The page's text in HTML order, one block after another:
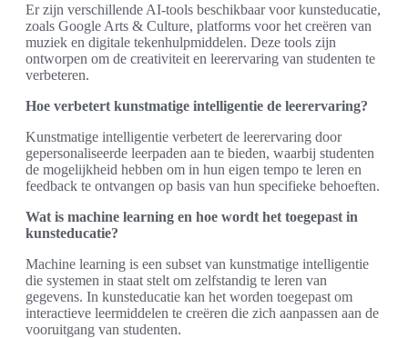
Er zijn verschillende AI-tools beschikbaar voor kunsteducatie,
zoals Google Arts & Culture, platforms voor het creëren van
muziek en digitale tekenhulpmiddelen. Deze tools zijn
ontworpen om de creativiteit en leerervaring van studenten te
verbeteren.
Hoe verbetert kunstmatige intelligentie de leerervaring?
Kunstmatige intelligentie verbetert de leerervaring door
gepersonaliseerde leerpaden aan te bieden, waarbij studenten
de mogelijkheid hebben om in hun eigen tempo te leren en
feedback te ontvangen op basis van hun specifieke behoeften.
Wat is machine learning en hoe wordt het toegepast in
kunsteducatie?
Machine learning is een subset van kunstmatige intelligentie
die systemen in staat stelt om zelfstandig te leren van
gegevens. In kunsteducatie kan het worden toegepast om
interactieve leermiddelen te creëren die zich aanpassen aan de
vooruitgang van studenten.